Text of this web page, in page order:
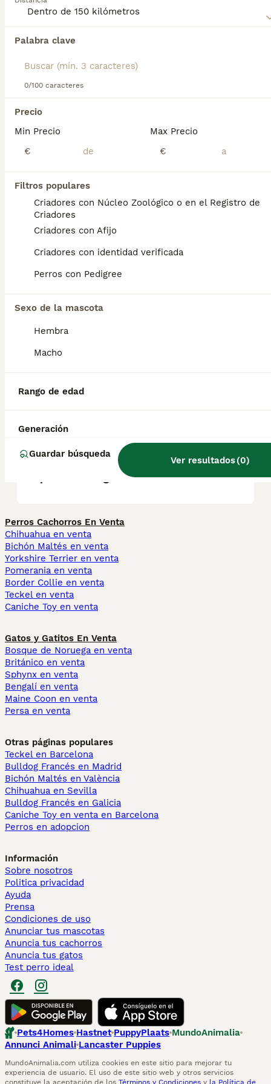
Palabra clave
0/100 caracteres
Precio
Min Precio
€
Max Precio
€
Filtros populares
Criadores con Núcleo Zoológico o en el Registro de
Criadores
Criadores con Afijo
Criadores con identidad verificada
Perros con Pedigree
Sexo de la mascota
Hembra
Macho
Rango de edad
Generación
Guardar búsqueda
Ver resultados(0)
Pequeño Perro Holandés para la Caza Acuática para
Encontramos 0 Spaniel Holandés Perros para
Si deseas exactamente esta búsqueda guarda tu
búsqueda y espera el resultado perfecto:
Preguntas frecuentes
¿Cómo se llama el perro
acuático?
Nutria, perro de agua, lobito de río o
simplemente Lontra son algunos de los
nombres con las que se conoce a esta
fascinante especie la Lontra longicaudis, un
¿Cuál es la raza de perro
holandesa?
¿Cuál es la mejor raza de
perro de agua?
Perros Cachorros En Venta
Chihuahua en venta
Bichón Maltés en venta
Yorkshire Terrier en venta
Pomerania en venta
Border Collie en venta
Teckel en venta
Caniche Toy en venta
Gatos y Gatitos En Venta
Bosque de Noruega en venta
Británico en venta
Sphynx en venta
Bengalí en venta
Maine Coon en venta
Persa en venta
Otras páginas populares
Teckel en Barcelona
Bulldog Francés en Madrid
Bichón Maltés en València
Chihuahua en Sevilla
Bulldog Francés en Galicia
Caniche Toy en venta en Barcelona
Perros en adopcion
Información
Sobre nosotros
Politica privacidad
Ayuda
Prensa
Condiciones de uso
Anunciar tus mascotas
Anuncia tus cachorros
Anuncia tus gatos
Test perro ideal
Pets4Homes Hastnet PuppyPlaats MundoAnimalia
Annunci Animali Lancaster Puppies
MundoAnimalia.com utiliza cookies en este sitio para mejorar tu
experiencia de usuario. El uso de este sitio web y otros servicios